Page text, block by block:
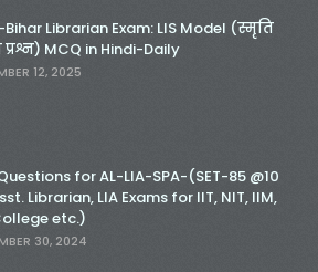
Bihar Librarian Exam: LIS Model (स्मृति
MCQ in Hindi-Daily
12, 2025
for AL-LIA-SPA-(SET-85 @10
Librarian, LIA Exams for IIT, NIT, IIM,
etc.)
30, 2024